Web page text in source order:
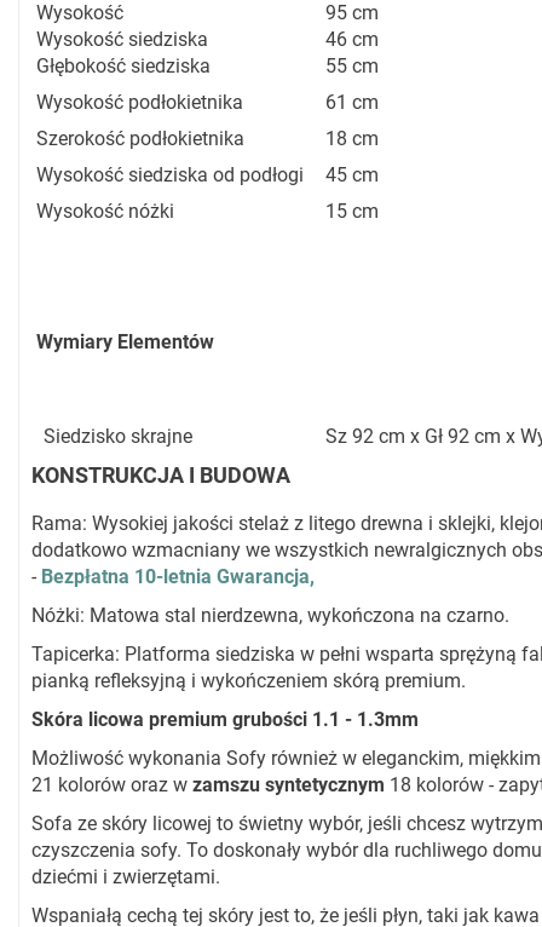
Wysokość
95 cm
Wysokość siedziska
46 cm
Głębokość siedziska
55 cm
Wysokość podłokietnika
61 cm
Szerokość podłokietnika
18 cm
Wysokość siedziska od podłogi
45 cm
Wysokość nóżki
15 cm
Wymiary Elementów
Siedzisko skrajne Sz 92 cm x Gł 92 cm x
KONSTRUKCJA I BUDOWA
Rama: Wysokiej jakości stelaż z litego drewna i sklejki,
dodatkowo wzmacniany we wszystkich newralgicznych
- Bezpłatna 10-letnia Gwarancja,
Nóżki: Matowa stal nierdzewna, wykończona na czarno.
Tapicerka: Platforma siedziska w pełni wsparta sprężyną
pianką refleksyjną i wykończeniem skórą premium.
Skóra licowa premium grubości 1.1 - 1.3mm
Możliwość wykonania Sofy również w eleganckim,
21 kolorów oraz w zamszu syntetycznym 18 kolorów -
Sofa ze skóry licowej to świetny wybór, jeśli chcesz
czyszczenia sofy. To doskonały wybór dla ruchliwego
dziećmi i zwierzętami.
Wspaniałą cechą tej skóry jest to, że jeśli płyn, taki jak